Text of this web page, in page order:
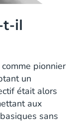
t-il
pionnier
un
était alors
aux
sans